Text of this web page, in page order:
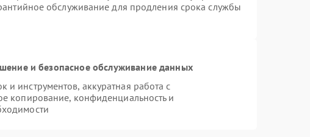
обслуживание для продления срока службы
и безопасное обслуживание данных
инструментов, аккуратная работа с
копирование, конфиденциальность и